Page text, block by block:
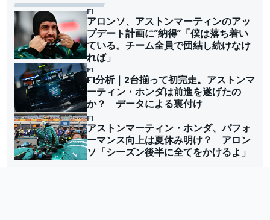
F1
アロンソ、アストンマーティンのアッ
プデート計画に”納得”「僕は落ち着い
ている。チーム全員で団結し続けなけ
れば」
F1
F1分析｜2台揃って初完走。アストンマ
ーティン・ホンダは前進を遂げたの
か？ データによる裏付け
F1
アストンマーティン・ホンダ、パフォ
ーマンス向上は夏休み明け？ アロン
ソ「シーズン後半に全てをかけるよ」